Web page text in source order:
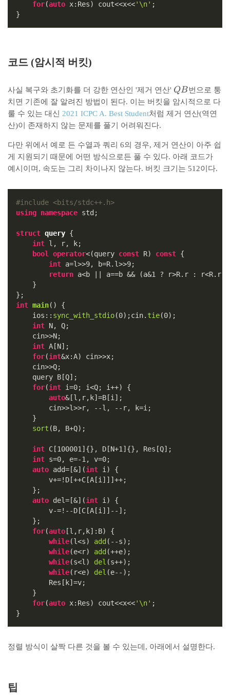
for(auto x:Res) cout<<x<<'\n' ;
}
코드 (암시적 버킷)
사실 복구와 초기화를 더 강한 연산인 '제거 연산' Q
B
QB번으로 퉁
치면 기존에 잘 알려진 방법이 된다. 이는 버킷을 암시적으로 다
룰 수 있는 대신 2021 ICPC A. Best Student처럼 제거 연산(역연
산)이 존재하지 않는 문제를 풀기 어려워진다.
다만 위에서 예로 든 수열과 쿼리 6의 경우, 제거 연산이 아주 쉽
게 지원되기 때문에 어떤 방식으로든 풀 수 있다. 아래 코드가
예시이며, 속도는 그리 차이나지 않는다. 버킷 크기는 512이다.
#include <bits/stdc++.h>
using namespace std;
struct query {
int l, r, k;
bool operator<(query const R) const {
int a=l>>9, b=R.l>>9;
return a<b || a==b && (a&1 ? r>R.r : r<R.r);
    }
int main()
{
    ios::
sync_with_stdio(0);cin. tie(0);
int N, Q;
    cin>>N;
int A[N];
for(int&x:A) cin>>x;
    cin>>Q;
    query B[Q];
for(int i=0; i<Q; i++) {
auto&[l,r,k]=B[i];
        cin>>l>>r, --l, --r, k=i;
    }
sort (B, B+Q);
int C[100001]{}, D[N+1]{}, Res[Q];
int s=0, e=-1, v=0;
auto add=[&](int i) {
        v+=!D[++C[A[i]]]++;
    };
auto del=[&](int i) {
        v-=!--D[C[A[i]]--];
    };
for(auto [l,r,k]:B) {
while(l<s) add (--s);
while(e<r) add (++e);
while(s<l) del (s++);
while(r<e) del (e--);
        Res[k]=v;
    }
for(auto x:Res) cout<<x<<'\n' ;
}
정렬 방식이 살짝 다른 것을 볼 수 있는데, 아래에서 설명한다.
팁